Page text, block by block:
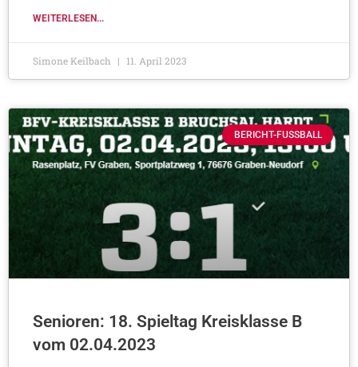
WEITERLESEN...
Simone Keilbach 11. April 2023
BERICHT-FUSSBALL
Senioren: 18. Spieltag Kreisklasse B
vom 02.04.2023